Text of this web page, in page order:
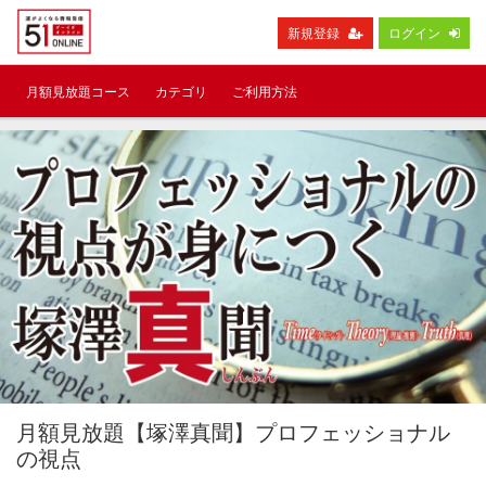
新規登録 ログイン
月額見放題コース カテゴリ ご利用方法
月額見放題【塚澤真聞】プロフェッショナル
の視点